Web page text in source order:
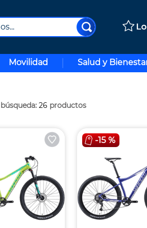
Movilidad Salud y
26 productos
-15 %